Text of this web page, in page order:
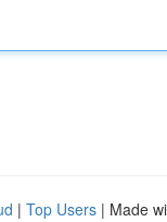
| Top Users | Made